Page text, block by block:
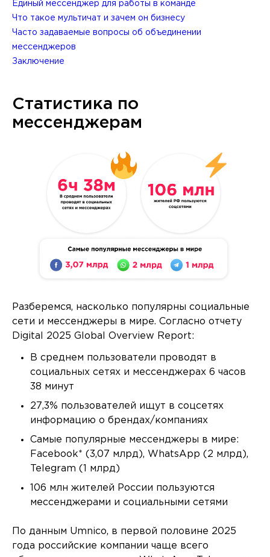
Единый мессенджер для работы в команде
Что такое мультичат и зачем он бизнесу
Часто задаваемые вопросы об объединении
мессенджеров
Заключение
Статистика по
мессенджерам
Разберемся, насколько популярны социальные
сети и мессенджеры в мире. Согласно отчету
Digital 2025 Global Overview Report:
В среднем пользователи проводят в
социальных сетях и мессенджерах 6 часов
38 минут
27,3% пользователей ищут в соцсетях
информацию о брендах/компаниях
Самые популярные мессенджеры в мире:
Facebook* (3,07 млрд), WhatsApp (2 млрд),
Telegram (1 млрд)
106 млн жителей России пользуются
мессенджерами и социальными сетями
По данным Umnico, в первой половине 2025
года российские компании чаще всего